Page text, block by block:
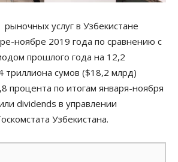
услуг в Узбекистане
ноябре 2019 года по сравнению с
прошлого года на 12,2
триллиона сумов ($18,2 млрд)
процента по итогам января-ноября
dividends в управлении
Узбекистана.